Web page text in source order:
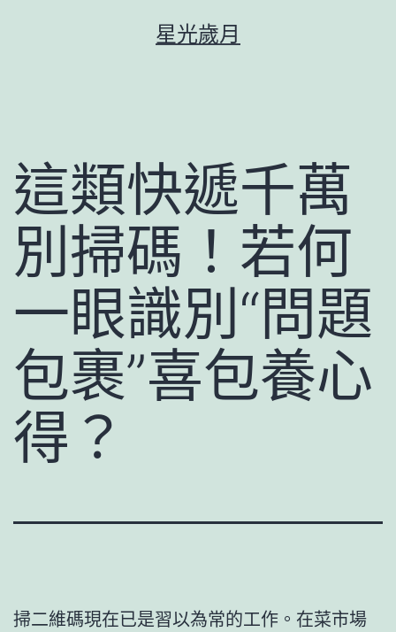
星光歲月
這類快遞千萬
別掃碼！若何
一眼識別“問題
包裹”喜包養心
得？
掃二維碼現在已是習以為常的工作。在菜市場